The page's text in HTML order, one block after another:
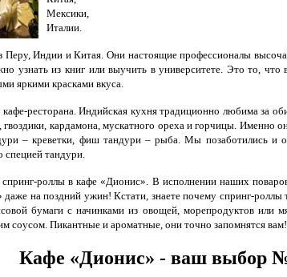
Мексики,
Италии.
Индии и Китая. Они настоящие профессионалы
узнать из книг или выучить в университете. Это то,
яркими красками вкуса.
ресторана. Индийская кухня традиционно любима за
кардамона, мускатного ореха и горчицы.
– креветки, фиш тандури – рыба. Мы позаботились и
специей тандури.
роллы в кафе «Дионис». В исполнении наших
на поздний ужин! Кстати, знаете почему спринг-
бумаги с начинками из овощей, морепродуктов
соусом. Пикантные и ароматные, они точно запомнятся вам!
Кафе «Дионис» - ваш выбор